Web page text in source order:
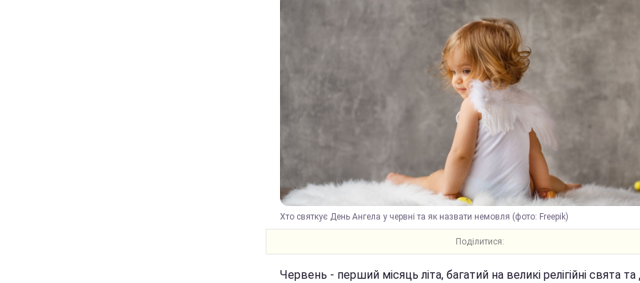
Хто святкує День Ангела у червні та як назвати немовля (фото: Freepik)
Поділитися:
Червень - перший місяць літа, багатий на великі релігійні свята та